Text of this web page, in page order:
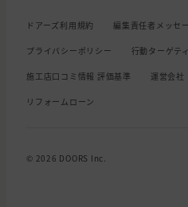
ドアーズ利用規約 編集責任者メッセ
プライバシーポリシー 行動ターゲテ
施工店口コミ情報 評価基準 運営会社
リフォームローン
© 2026 DOORS Inc.